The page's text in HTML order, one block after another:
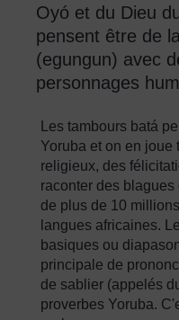
Oyó et du Dieu
pensent être de
(egungun) avec
personnages
Les tambours batá
Yoruba et on en
religieux, des
raconter des
de plus de 10
langues africaines.
basiques ou
principale de
de sablier (appelés
proverbes Yoruba.